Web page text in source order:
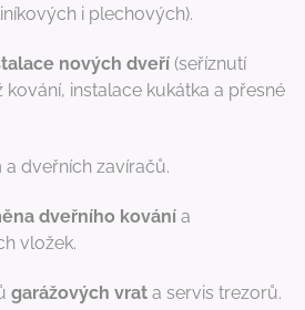
i plechových).
nových dveří (seříznutí
kování, instalace kukátka a přesné
a dveřních zavíračů.
dveřního kování a
vložek.
garážových vrat a servis trezorů.